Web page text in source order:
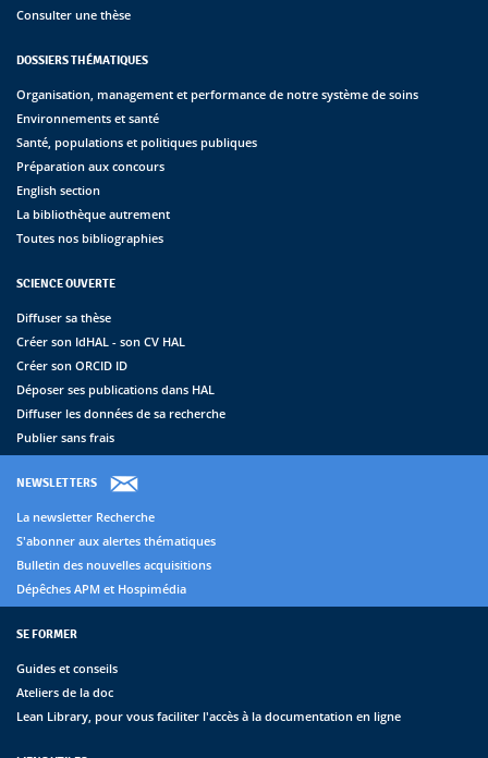
Consulter une thèse
DOSSIERS THÉMATIQUES
Organisation, management et performance de notre système de soins
Environnements et santé
Santé, populations et politiques publiques
Préparation aux concours
English section
La bibliothèque autrement
Toutes nos bibliographies
SCIENCE OUVERTE
Diffuser sa thèse
Créer son IdHAL - son CV HAL
Créer son ORCID ID
Déposer ses publications dans HAL
Diffuser les données de sa recherche
Publier sans frais
NEWSLETTERS
La newsletter Recherche
S'abonner aux alertes thématiques
Bulletin des nouvelles acquisitions
Dépêches APM et Hospimédia
SE FORMER
Guides et conseils
Ateliers de la doc
Lean Library, pour vous faciliter l'accès à la documentation en ligne